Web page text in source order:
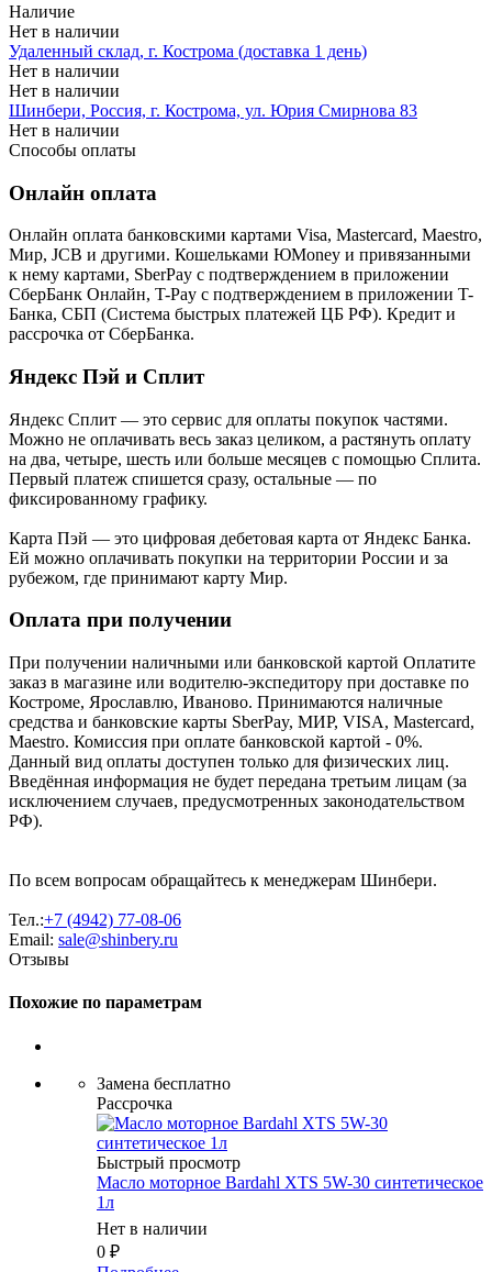
Наличие
Нет в наличии
Удаленный склад, г. Кострома (доставка 1 день)
Нет в наличии
Нет в наличии
Шинбери, Россия, г. Кострома, ул. Юрия Смирнова 83
Нет в наличии
Способы оплаты
Онлайн оплата
Онлайн оплата банковскими картами Visa, Mastercard, Maestro,
Мир, JCB и другими. Кошельками ЮMoney и привязанными
к нему картами, SberPay с подтверждением в приложении
СберБанк Онлайн, T-Pay с подтверждением в приложении T-
Банка, СБП (Система быстрых платежей ЦБ РФ). Кредит и
рассрочка от СберБанка.
Яндекс Пэй и Сплит
Яндекс Cплит — это сервис для оплаты покупок частями.
Можно не оплачивать весь заказ целиком, а растянуть оплату
на два, четыре, шесть или больше месяцев с помощью Сплита.
Первый платеж спишется сразу, остальные — по
фиксированному графику.
Карта Пэй — это цифровая дебетовая карта от Яндекс Банка.
Ей можно оплачивать покупки на территории России и за
рубежом, где принимают карту Мир.
Оплата при получении
При получении наличными или банковской картой Оплатите
заказ в магазине или водителю-экспедитору при доставке по
Костроме, Ярославлю, Иваново. Принимаются наличные
средства и банковские карты SberPay, МИР, VISA, Mastercard,
Maestro. Комиссия при оплате банковской картой - 0%.
Данный вид оплаты доступен только для физических лиц.
Введённая информация не будет передана третьим лицам (за
исключением случаев, предусмотренных законодательством
РФ).
По всем вопросам обращайтесь к менеджерам Шинбери.
Тел.:+7 (4942) 77-08-06
Email: sale@shinbery.ru
Отзывы
Похожие по параметрам
Замена бесплатно
Рассрочка
Быстрый просмотр
Масло мотоpное Bardahl XTS 5W-30 синтетическое
1л
Нет в наличии
0 ₽